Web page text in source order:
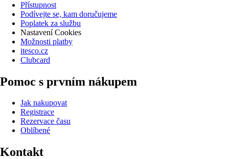
Přístupnost
Podívejte se, kam doručujeme
Poplatek za službu
Nastavení Cookies
Možnosti platby
itesco.cz
Clubcard
Pomoc s prvním nákupem
Jak nakupovat
Registrace
Rezervace času
Oblíbené
Kontakt